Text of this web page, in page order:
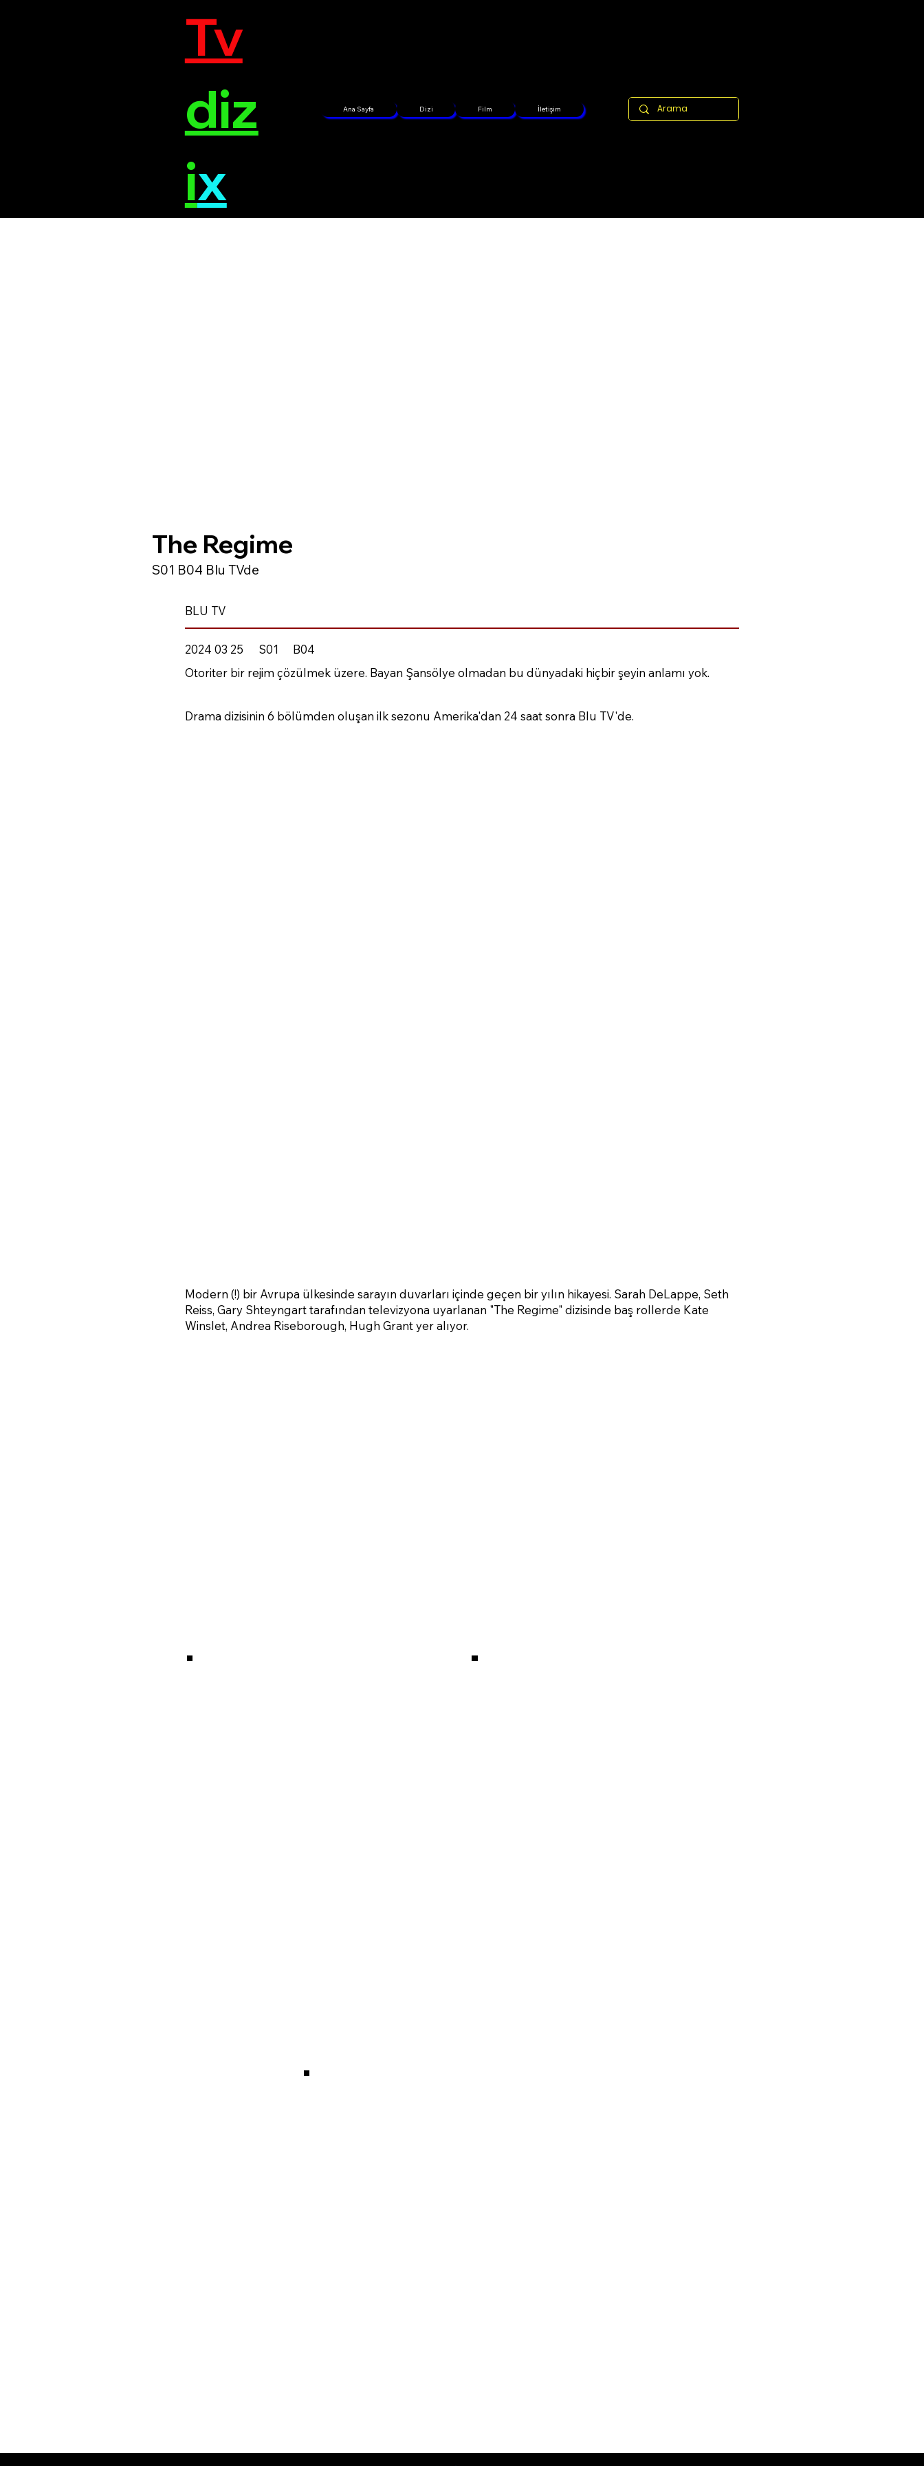
Tv
diz
ix
Ana Sayfa Dizi Film İletişim
The Regime
S01 B04 Blu TVde
BLU TV
2024 03 25 S01
B04
Otoriter bir rejim çözülmek üzere. Bayan Şansölye olmadan bu dünyadaki hiçbir şeyin anlamı yok.
Drama dizisinin 6 bölümden oluşan ilk sezonu Amerika'dan 24 saat sonra Blu TV'de.
Modern (!) bir Avrupa ülkesinde sarayın duvarları içinde geçen bir yılın hikayesi. Sarah DeLappe, Seth
Reiss, Gary Shteyngart tarafından televizyona uyarlanan "The Regime" dizisinde baş rollerde Kate
Winslet, Andrea Riseborough, Hugh Grant yer alıyor.